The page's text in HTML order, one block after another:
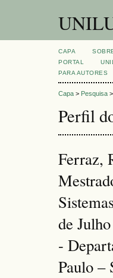
CAPA
PORTAL
PARA AUTORES
Capa > Pesquisa >
Perfil
Ferraz,
de
-
Paulo –